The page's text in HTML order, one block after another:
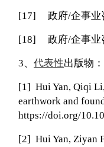
[17] 政府/企事业
[18] 政府/企事业
3、 代表性出版物：
[1] Hui Yan, Qiqi
earthwork and
https://doi.org/
[2] Hui Yan, Ziyan